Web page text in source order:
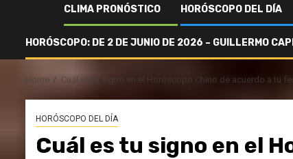
CLIMA PRONÓSTICO HORÓSCOPO DEL DÍA
HORÓSCOPO: DE 2 DE JUNIO DE 2026 – GUILLERMO
Home Cuál es tu signo en el Horóscopo Chino de acuerdo a tu
HORÓSCOPO DEL DÍA
Cuál es tu signo en el